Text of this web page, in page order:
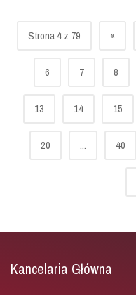
Strona 4 z 79 «
6 7 8
13 14 15
20 ... 40
Kancelaria Główna